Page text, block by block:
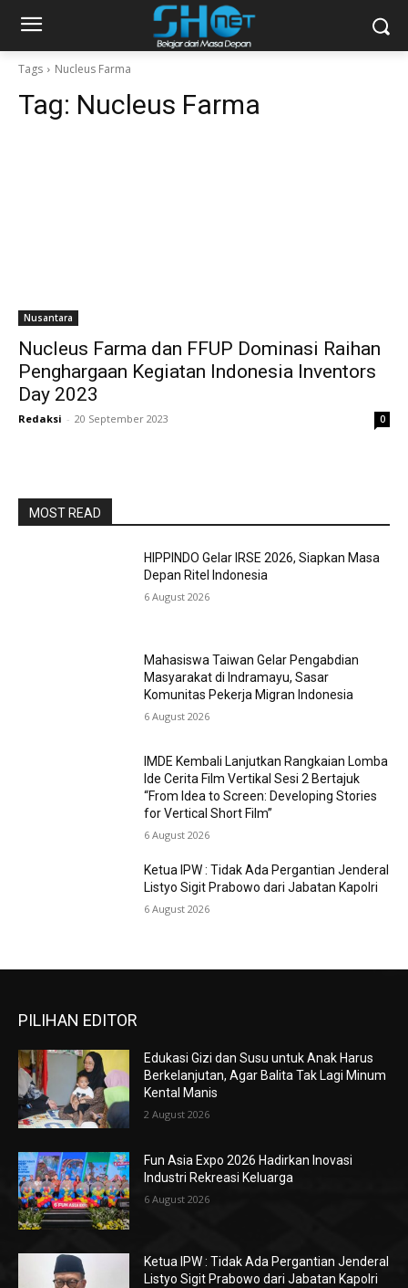
Tags Nucleus Farma
Tag: Nucleus Farma
Nusantara
Nucleus Farma dan FFUP Dominasi Raihan
Penghargaan Kegiatan Indonesia Inventors
Day 2023
Redaksi - 20 September 2023 0
MOST READ
HIPPINDO Gelar IRSE 2026, Siapkan Masa
Depan Ritel Indonesia
6 August 2026
Mahasiswa Taiwan Gelar Pengabdian
Masyarakat di Indramayu, Sasar
Komunitas Pekerja Migran Indonesia
6 August 2026
IMDE Kembali Lanjutkan Rangkaian Lomba
Ide Cerita Film Vertikal Sesi 2 Bertajuk
“From Idea to Screen: Developing Stories
for Vertical Short Film”
6 August 2026
Ketua IPW : Tidak Ada Pergantian Jenderal
Listyo Sigit Prabowo dari Jabatan Kapolri
6 August 2026
PILIHAN EDITOR
Edukasi Gizi dan Susu untuk Anak Harus
Berkelanjutan, Agar Balita Tak Lagi Minum
Kental Manis
2 August 2026
Fun Asia Expo 2026 Hadirkan Inovasi
Industri Rekreasi Keluarga
6 August 2026
Ketua IPW : Tidak Ada Pergantian Jenderal
Listyo Sigit Prabowo dari Jabatan Kapolri